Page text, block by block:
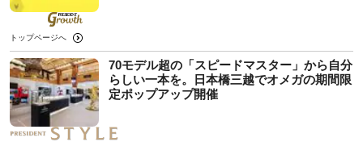
トップページへ
70モデル超の「スピードマスター」から自分
らしい一本を。日本橋三越でオメガの期間限
定ポップアップ開催